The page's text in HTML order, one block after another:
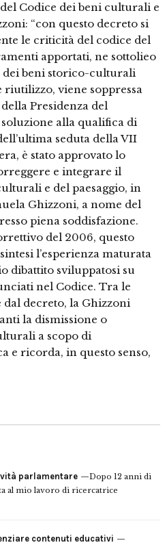
Codice dei beni culturali e
“con questo decreto si
le criticità del codice del
apportati, ne sottolieo
dei beni storico-culturali
riutilizzo, viene soppressa
Presidenza del
alla qualifica di
seduta della VII
è stato approvato lo
e integrare il
e del paesaggio, in
Ghizzoni, a nome del
piena soddisfazione.
del 2006, questo
l’esperienza maturata
dibattito sviluppatosi su
nel Codice. Tra le
decreto, la Ghizzoni
la dismissione o
a scopo di
e ricorda, in questo senso,
parlamentare
Dopo 12 anni di
al mio lavoro di ricercatrice
contenuti educativi